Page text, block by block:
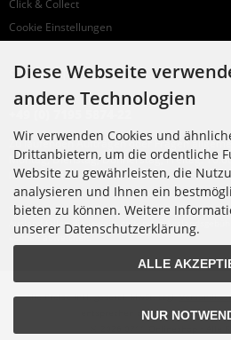
Click & Collect
Cookie Einstellungen
SUPPORTHOTLINE
Zu laufenden Aufträgen oder Fragen
Montag, Dienstag, Donnerstag, Freitag:
Mittwoch: 10:00 - 18:00 Uhr
* Kosten: normaler Ortstarif DE, mit Flatratevertrag
Ausland fallen die jeweils geltenden
können abweichen.
Alle Preise inkl. gesetzl. MwSt. zzgl.
entsprechen dem bisherigen Preis
Diese Webseite
andere Technologien
Wir verwenden Cookies und
Drittanbietern, um die ordentliche
Website zu gewährleisten, die
analysieren und Ihnen ein
bieten zu können. Weitere
unserer Datenschutzerklärung.
ALLE
NUR